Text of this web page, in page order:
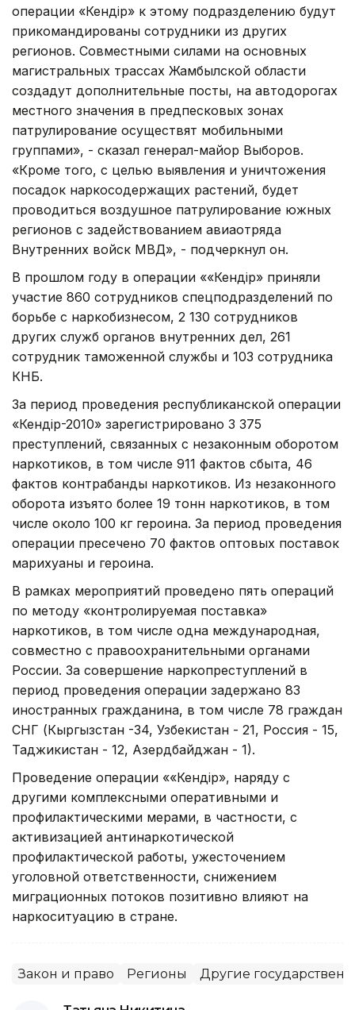
операции «Кендір» к этому подразделению будут
прикомандированы сотрудники из других
регионов. Совместными силами на основных
магистральных трассах Жамбылской области
создадут дополнительные посты, на автодорогах
местного значения в предпесковых зонах
патрулирование осуществят мобильными
группами», - сказал генерал-майор Выборов.
«Кроме того, с целью выявления и уничтожения
посадок наркосодержащих растений, будет
проводиться воздушное патрулирование южных
регионов с задействованием авиаотряда
Внутренних войск МВД», - подчеркнул он.
В прошлом году в операции ««Кендір» приняли
участие 860 сотрудников спецподразделений по
борьбе с наркобизнесом, 2 130 сотрудников
других служб органов внутренних дел, 261
сотрудник таможенной службы и 103 сотрудника
КНБ.
За период проведения республиканской операции
«Кендір-2010» зарегистрировано 3 375
преступлений, связанных с незаконным оборотом
наркотиков, в том числе 911 фактов сбыта, 46
фактов контрабанды наркотиков. Из незаконного
оборота изъято более 19 тонн наркотиков, в том
числе около 100 кг героина. За период проведения
операции пресечено 70 фактов оптовых поставок
марихуаны и героина.
В рамках мероприятий проведено пять операций
по методу «контролируемая поставка»
наркотиков, в том числе одна международная,
совместно с правоохранительными органами
России. За совершение наркопреступлений в
период проведения операции задержано 83
иностранных гражданина, в том числе 78 граждан
СНГ (Кыргызстан -34, Узбекистан - 21, Россия - 15,
Таджикистан - 12, Азердбайджан - 1).
Проведение операции ««Кендір», наряду с
другими комплексными оперативными и
профилактическими мерами, в частности, с
активизацией антинаркотической
профилактической работы, ужесточением
уголовной ответственности, снижением
миграционных потоков позитивно влияют на
наркоситуацию в стране.
Закон и право Регионы Другие